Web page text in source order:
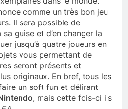
comme un très bon jeu
Il sera possible de
guise et d’en changer la
jusqu’à quatre joueurs en
vous permettant de
seront présents et
originaux. En bref, tous les
un soft fun et délirant
, mais cette fois-ci ils